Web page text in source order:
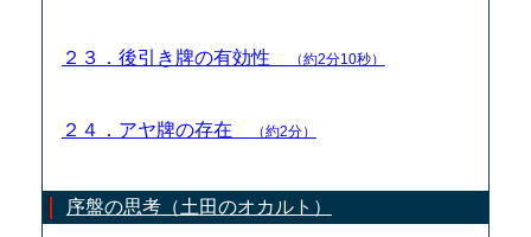
２３．後引き牌の有効性 （約2分10秒）
２４．アヤ牌の存在 （約2分）
序盤の思考（土田のオカルト）